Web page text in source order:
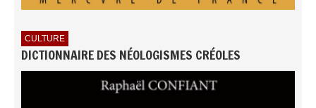
CULTURE
DICTIONNAIRE DES NÉOLOGISMES CRÉOLES